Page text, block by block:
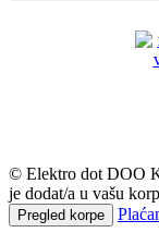
© Elektro dot DOO
je dodat/a u vašu
Pregled korpe